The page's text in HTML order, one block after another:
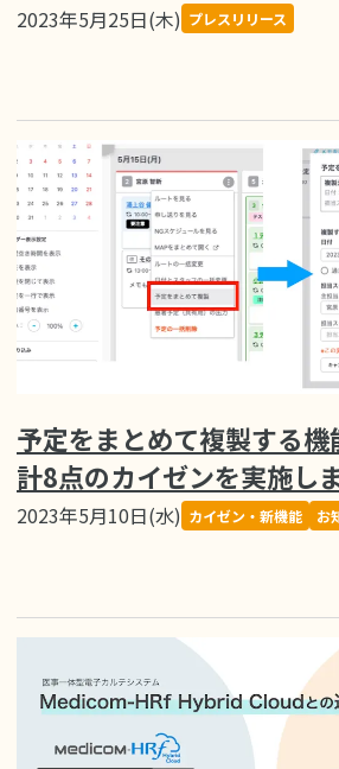
2023年5月25日(木) プレスリリース
予定をまとめて複製する
計8点のカイゼンを実施し
2023年5月10日(水) カイゼン・新機能 お